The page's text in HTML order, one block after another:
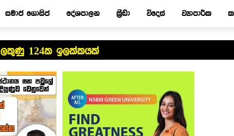
සමාජ ගොසිප් දේශපාලන ක්‍රීඩා විදෙස් ව්‍යාපාරික
124ක ඉලක්කයක්